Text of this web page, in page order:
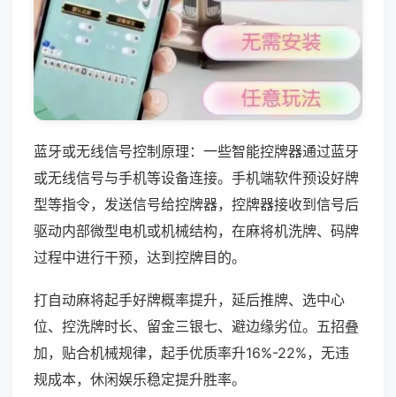
蓝牙或无线信号控制原理：一些智能控牌器通过蓝牙
或无线信号与手机等设备连接。手机端软件预设好牌
型等指令，发送信号给控牌器，控牌器接收到信号后
驱动内部微型电机或机械结构，在麻将机洗牌、码牌
过程中进行干预，达到控牌目的。
打自动麻将起手好牌概率提升，延后推牌、选中心
位、控洗牌时长、留金三银七、避边缘劣位。五招叠
加，贴合机械规律，起手优质率升16%-22%，无违
规成本，休闲娱乐稳定提升胜率。